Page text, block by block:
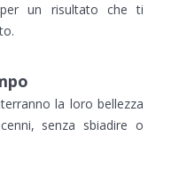
per un risultato che ti
la loro bellezza
senza sbiadire o